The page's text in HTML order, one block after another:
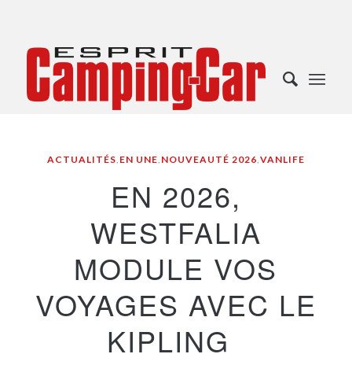
ACTUALITÉS, EN UNE, NOUVEAUTÉ 2026,VANLIFE
EN 2026,
WESTFALIA
MODULE VOS
VOYAGES AVEC LE
KIPLING